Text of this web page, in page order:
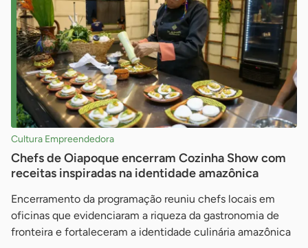
Cultura Empreendedora
Chefs de Oiapoque encerram Cozinha Show com
receitas inspiradas na identidade amazônica
Encerramento da programação reuniu chefs locais em
oficinas que evidenciaram a riqueza da gastronomia de
fronteira e fortaleceram a identidade culinária amazônica